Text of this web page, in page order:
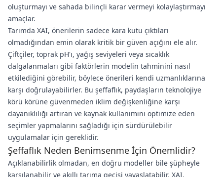
oluşturmayı ve sahada bilinçli karar vermeyi kolaylaştırmayı
amaçlar.
Tarımda XAI, önerilerin sadece kara kutu çıktıları
olmadığından emin olarak kritik bir güven açığını ele alır.
Çiftçiler, toprak pH'ı, yağış seviyeleri veya sıcaklık
dalgalanmaları gibi faktörlerin modelin tahminini nasıl
etkilediğini görebilir, böylece önerileri kendi uzmanlıklarına
karşı doğrulayabilirler. Bu şeffaflık, paydaşların teknolojiye
körü körüne güvenmeden iklim değişkenliğine karşı
dayanıklılığı artıran ve kaynak kullanımını optimize eden
seçimler yapmalarını sağladığı için sürdürülebilir
uygulamalar için gereklidir.
Şeffaflık Neden Benimsenme İçin Önemlidir?
Açıklanabilirlik olmadan, en doğru modeller bile şüpheyle
karşılanabilir ve akıllı tarıma geçişi yavaşlatabilir. XAI,